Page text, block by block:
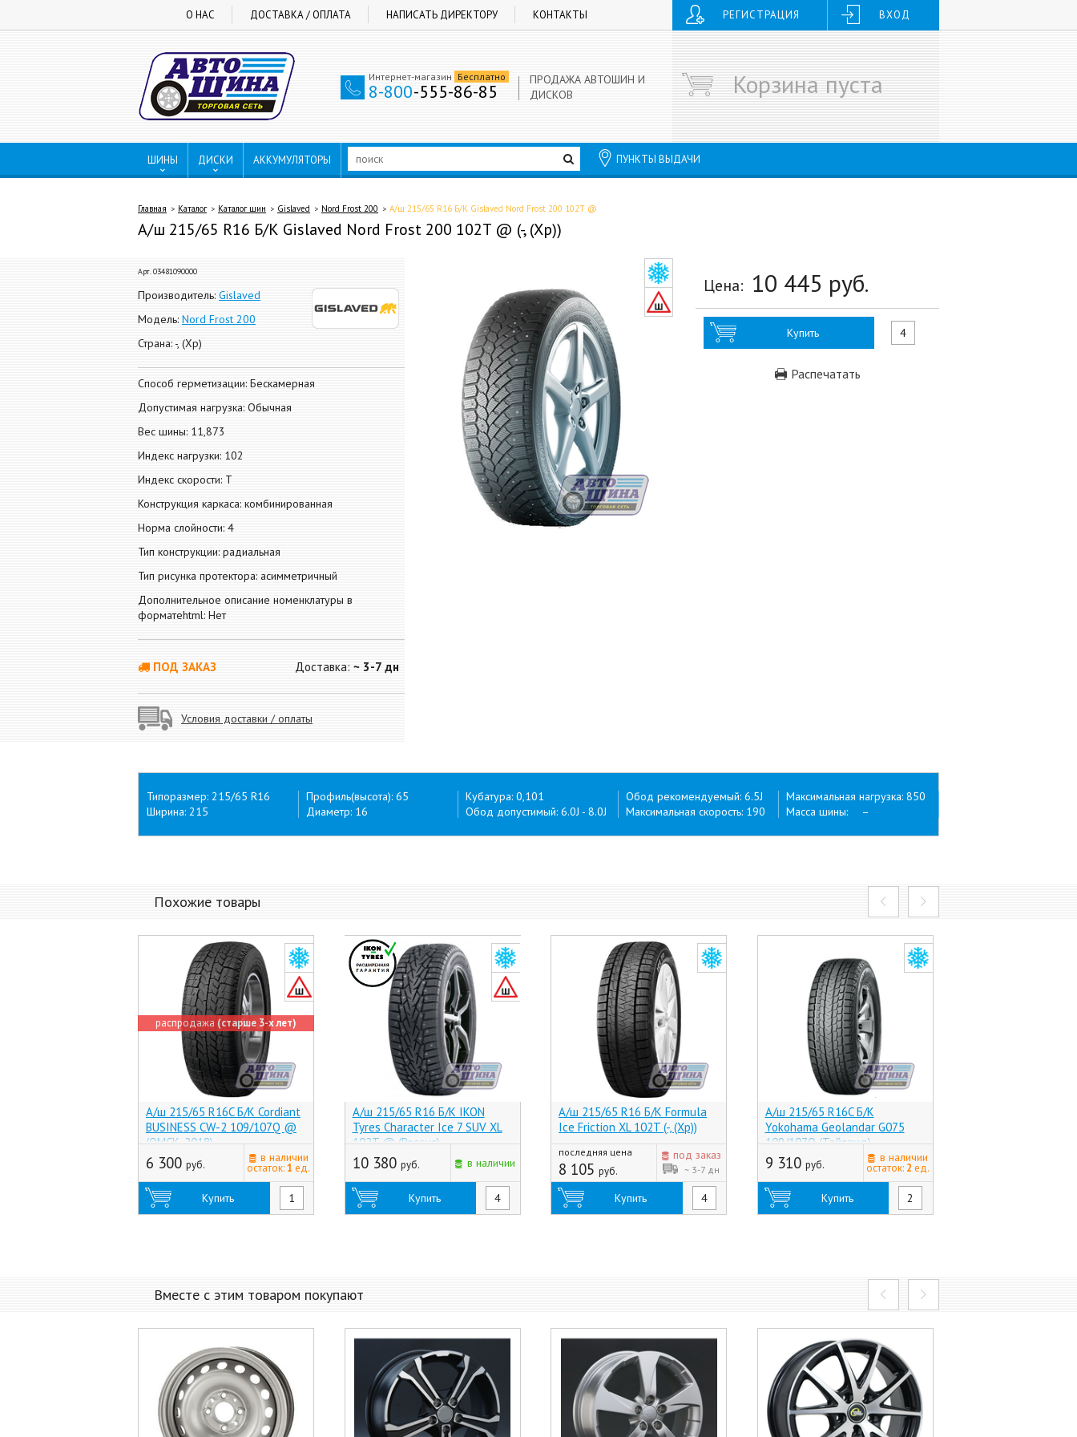
О НАС ДОСТАВКА / ОПЛАТА НАПИСАТЬ ДИРЕКТОРУ КОНТАКТЫ РЕГИСТРАЦИЯ ВХОД
Интернет-магазин Бесплатно
8-800-555-86-85
ПРОДАЖА АВТОШИН И
ДИСКОВ
Корзина пуста
ШИНЫ ДИСКИ АККУМУЛЯТОРЫ ПУНКТЫ ВЫДАЧИ
Главная Каталог Каталог шин Gislaved Nord Frost 200 А/ш 215/65 R16 Б/К Gislaved Nord Frost 200 102T @
А/ш 215/65 R16 Б/К Gislaved Nord Frost 200 102T @ (-, (Хр))
Арт. 03481090000
Производитель: Gislaved
Модель: Nord Frost 200
Страна: -, (Хр)
Способ герметизации: Бескамерная
Допустимая нагрузка: Обычная
Вес шины: 11,873
Индекс нагрузки: 102
Индекс скорости: T
Конструкция каркаса: комбинированная
Норма слойности: 4
Тип конструкции: радиальная
Тип рисунка протектора: асимметричный
Дополнительное описание номенклатуры в
форматеhtml: Нет
ПОД ЗАКАЗ Доставка: ~ 3-7 дн
Условия доставки / оплаты
Цена: 10 445 руб.
Купить
Распечатать
Типоразмер: 215/65 R16
Ширина: 215
Профиль(высота): 65
Диаметр: 16
Кубатура: 0,101
Обод допустимый: 6.0J - 8.0J
Обод рекомендуемый: 6.5J
Максимальная скорость: 190
Максимальная нагрузка: 850
Масса шины: –
Похожие товары
распродажа (старше 3-х лет)
А/ш 215/65 R16C Б/К Cordiant
BUSINESS CW-2 109/107Q @
(ОМСК, 2018)
6 300 руб.
в наличии
остаток:1 ед.
Купить
А/ш 215/65 R16 Б/К IKON
Tyres Character Ice 7 SUV XL
102T @ (Россия)
10 380 руб. в наличии
Купить
А/ш 215/65 R16 Б/К Formula
Ice Friction XL 102T (-, (Хр))
последняя цена
8 105 руб.
под заказ
~ 3-7 дн
Купить
А/ш 215/65 R16C Б/К
Yokohama Geolandar G075
109/107Q (Тайланд)
9 310 руб.
в наличии
остаток: 2 ед.
Купить
Вместе с этим товаром покупают